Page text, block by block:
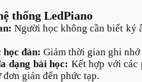
thống LedPiano
Người học không cần biết ký
học đàn: Giảm thời gian ghi
dạng bài học: Kết hợp với các
giản đến phức tạp.